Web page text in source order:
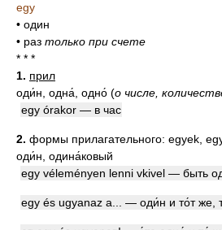
egy
• один
• раз только при счете
* * *
1. прил
оди́н, одна́, одно́ (о числе,
egy órakor — в час
2. формы прилагательного: egyek,
оди́н, одина́ковый
egy véleményen lenni vkivel — быть
egy és ugyanaz a... — оди́н и то́т же,